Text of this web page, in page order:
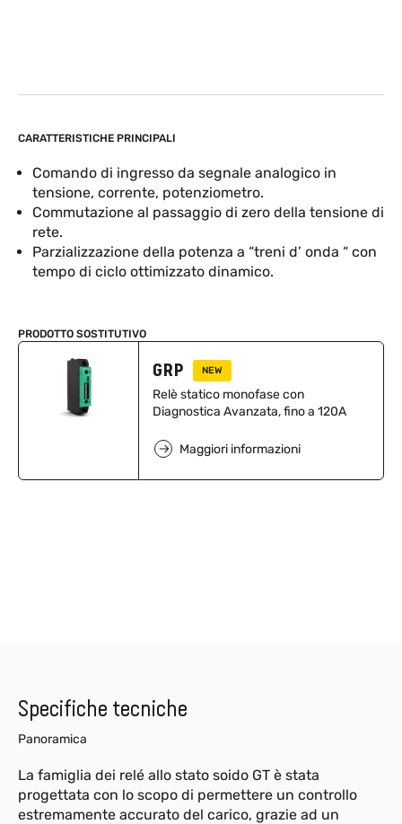
CARATTERISTICHE PRINCIPALI
Comando di ingresso da segnale analogico in
tensione, corrente, potenziometro.
Commutazione al passaggio di zero della tensione di
rete.
Parzializzazione della potenza a “treni d’ onda “ con
tempo di ciclo ottimizzato dinamico.
PRODOTTO SOSTITUTIVO
GRP NEW
Relè statico monofase con
Diagnostica Avanzata, fino a 120A
Maggiori informazioni
Specifiche tecniche
Panoramica
La famiglia dei relé allo stato soido GT è stata
progettata con lo scopo di permettere un controllo
estremamente accurato del carico, grazie ad un